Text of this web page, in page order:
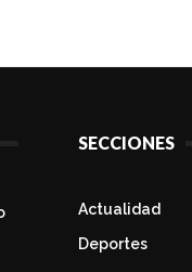
SECCIONES
Actualidad
Deportes